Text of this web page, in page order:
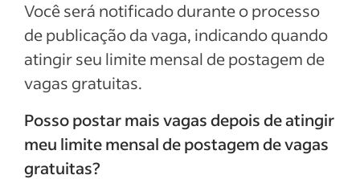
Você será notificado durante o processo
de publicação da vaga, indicando quando
atingir seu limite mensal de postagem de
vagas gratuitas.
Posso postar mais vagas depois de atingir
meu limite mensal de postagem de vagas
gratuitas?